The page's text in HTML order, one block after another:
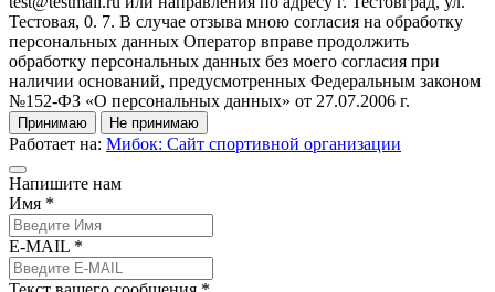
Тестовая, 0. 7. В случае отзыва мною согласия на обработку
персональных данных Оператор вправе продолжить
обработку персональных данных без моего согласия при
наличии оснований, предусмотренных Федеральным законом
№152-ФЗ «О персональных данных» от 27.07.2006 г.
Принимаю Не принимаю
Работает на: Мибок: Сайт спортивной организации
Напишите нам
Имя *
E-MAIL *